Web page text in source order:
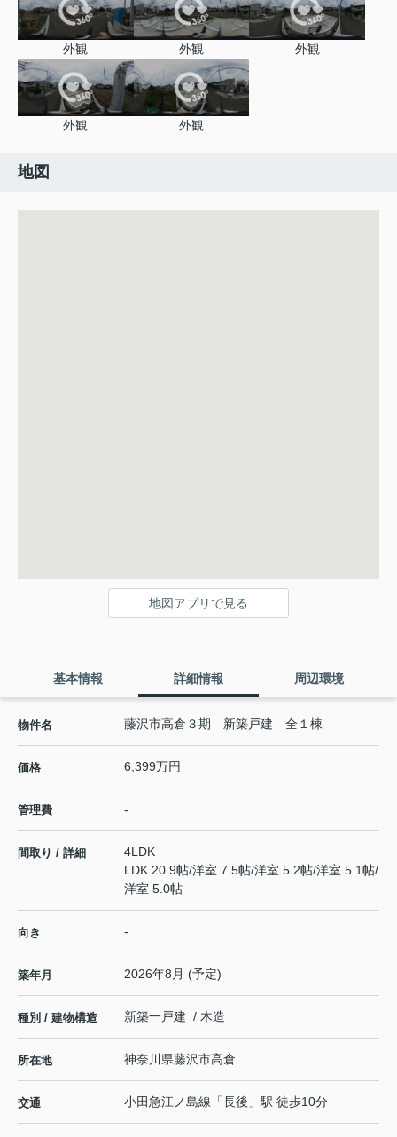
外観 外観 外観
外観 外観
地図
地図アプリで見る
基本情報 詳細情報 周辺環境
物件名 藤沢市高倉３期 新築戸建 全１棟
価格 6,399万円
管理費 -
間取り / 詳細
4LDK
LDK 20.9帖/洋室 7.5帖/洋室 5.2帖/洋室 5.1帖/
洋室 5.0帖
向き -
築年月 2026年8月 (予定)
種別 / 建物構造 新築一戸建 / 木造
所在地 神奈川県藤沢市高倉
交通 小田急江ノ島線 「長後 」駅 徒歩10分